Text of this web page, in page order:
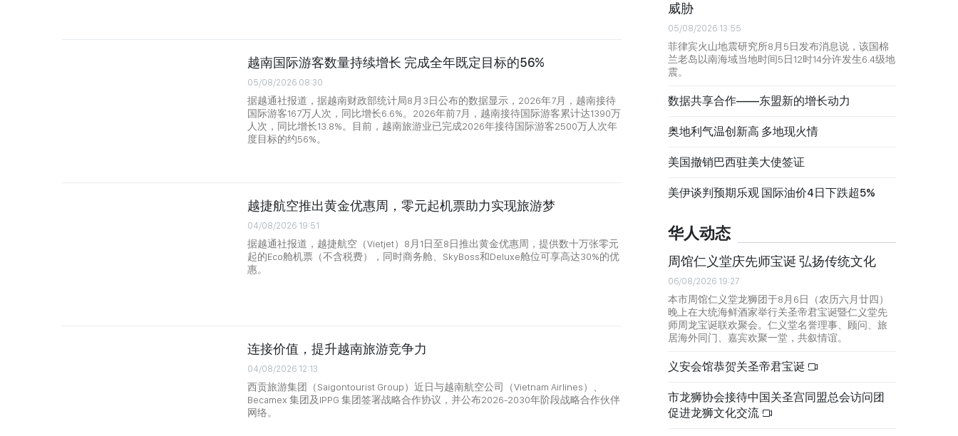
越南国际游客数量持续增长 完成全年既定目标的56%
05/08/2026 08:30
据越通社报道，据越南财政部统计局8月3日公布的数据显示，2026年7月，越南接待
国际游客167万人次，同比增长6.6%。2026年前7月，越南接待国际游客累计达1390万
人次，同比增长13.8%。目前，越南旅游业已完成2026年接待国际游客2500万人次年
度目标的约56%。
越捷航空推出黄金优惠周，零元起机票助力实现旅游梦
04/08/2026 19:51
据越通社报道，越捷航空（Vietjet）8月1日至8日推出黄金优惠周，提供数十万张零元
起的Eco舱机票（不含税费），同时商务舱、SkyBoss和Deluxe舱位可享高达30%的优
惠。
连接价值，提升越南旅游竞争力
04/08/2026 12:13
西贡旅游集团（Saigontourist Group）近日与越南航空公司（Vietnam Airlines）、
Becamex 集团及IPPG 集团签署战略合作协议，并公布2026-2030年阶段战略合作伙伴
网络。
威胁
05/08/2026 13:55
菲律宾火山地震研究所8月5日发布消息说，该国棉
兰老岛以南海域当地时间5日12时14分许发生6.4级地
震。
数据共享合作——东盟新的增长动力
奥地利气温创新高 多地现火情
美国撤销巴西驻美大使签证
美伊谈判预期乐观 国际油价4日下跌超5%
华人动态
周馆仁义堂庆先师宝诞 弘扬传统文化
06/08/2026 19:27
本市周馆仁义堂龙狮团于8月6日（农历六月廿四）
晚上在大统海鲜酒家举行关圣帝君宝诞暨仁义堂先
师周龙宝诞联欢聚会。仁义堂名誉理事、顾问、旅
居海外同门、嘉宾欢聚一堂，共叙情谊。
义安会馆恭贺关圣帝君宝诞
市龙狮协会接待中国关圣宫同盟总会访问团
促进龙狮文化交流